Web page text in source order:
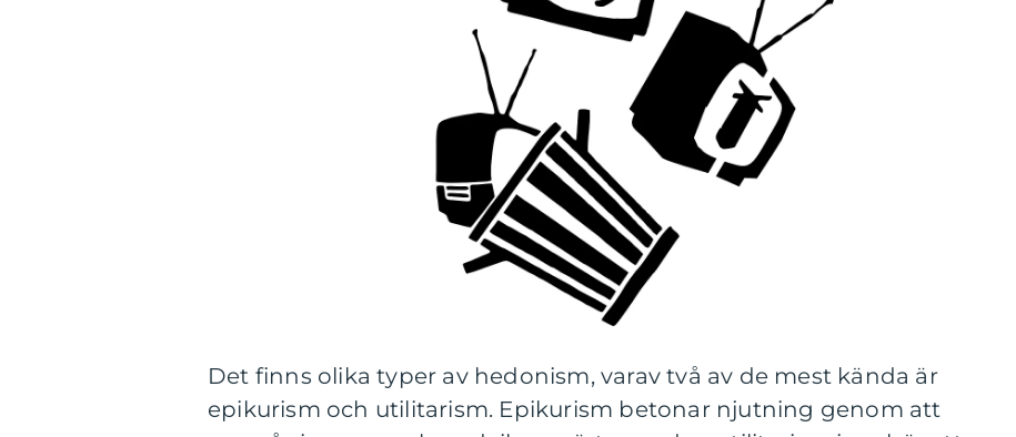
Det finns olika typer av hedonism, varav två av de mest kända är
epikurism och utilitarism. Epikurism betonar njutning genom att